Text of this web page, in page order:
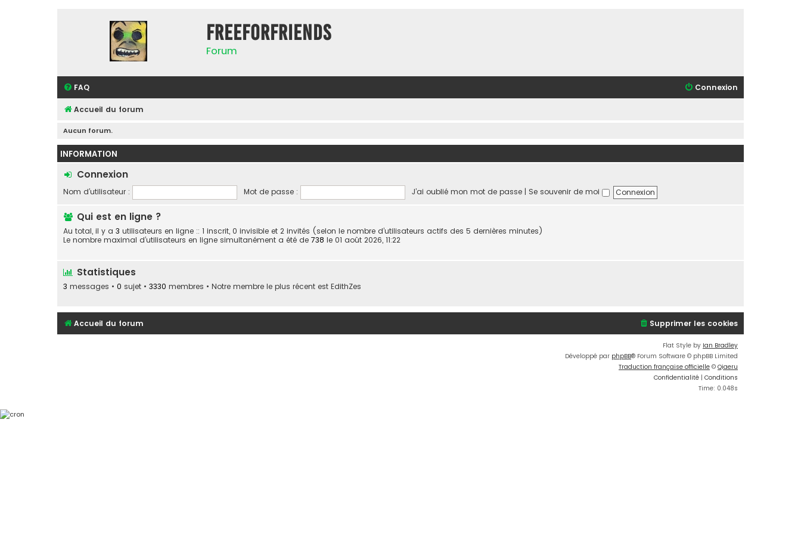
FreeForFriends
Forum
FAQ Connexion
Accueil du forum
Aucun forum.
INFORMATION
Connexion
Nom d’utilisateur : Mot de passe : J’ai oublié mon mot de passe | Se souvenir de moi
Qui est en ligne ?
Au total, il y a 3 utilisateurs en ligne :: 1 inscrit, 0 invisible et 2 invités (selon le nombre d’utilisateurs actifs des 5 dernières minutes)
Le nombre maximal d’utilisateurs en ligne simultanément a été de 738 le 01 août 2026, 11:22
Statistiques
3 messages • 0 sujet • 3330 membres • Notre membre le plus récent est EdithZes
Accueil du forum Supprimer les cookies
Flat Style by Ian Bradley
Développé par phpBB® Forum Software © phpBB Limited
Traduction française officielle © Qiaeru
Confidentialité | Conditions
Time: 0.048s